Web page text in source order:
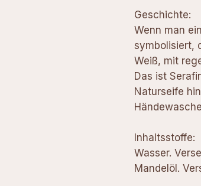
Geschichte:
Wenn man
symbolisiert,
Weiß, mit
Das ist
Naturseife
Inhaltsstoffe:
Wasser.
Mandelöl.